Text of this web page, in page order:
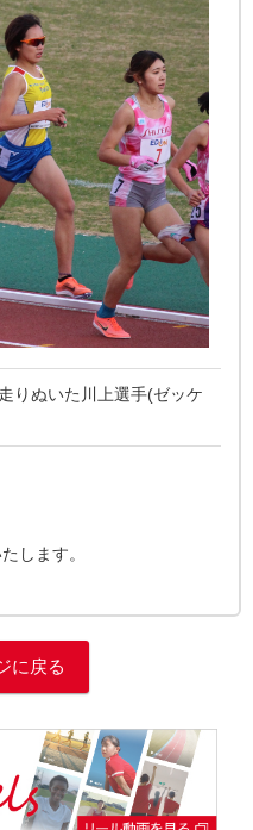
りぬいた川上選手(ゼッケ
します。
に戻る